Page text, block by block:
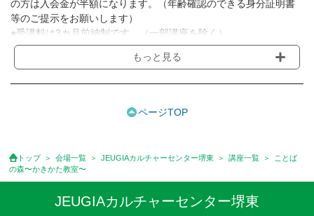
の方は入会金が半額になります。（年齢確認のできる身分証明書
等のご提示をお願いします）
●受講料は3カ月前納制です。（一部講座を除く）
●受講料には運営費として１講座につき月額770円(税込)が含まれ
ております。また一部の講座では別途傷害保険料も含まれており
用は含まれておりません。
のでご確認ください。
●参加人数が一定に満たない場合、体験や講座開講を中止または延
期することがあります。
●その他、詳しい内容については、ご入会時にご説明をさせていた
もっと見る
ページTOP
トップ 会場一覧 JEUGIAカルチャーセンター堺東 講座一覧
ことば
の森〜かきかた教室〜
JEUGIAカルチャーセンター堺東